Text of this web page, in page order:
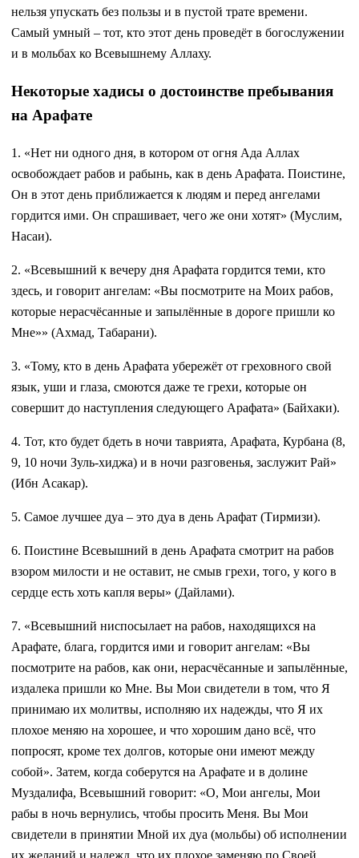
нельзя упускать без пользы и в пустой трате времени.
Самый умный – тот, кто этот день проведёт в богослужении
и в мольбах ко Всевышнему Аллаху.
Некоторые хадисы о достоинстве пребывания
на Арафате
1. «Нет ни одного дня, в котором от огня Ада Аллах
освобождает рабов и рабынь, как в день Арафата. Поистине,
Он в этот день приближается к людям и перед ангелами
гордится ими. Он спрашивает, чего же они хотят» (Муслим,
Насаи).
2. «Всевышний к вечеру дня Арафата гордится теми, кто
здесь, и говорит ангелам: «Вы посмотрите на Моих рабов,
которые нерасчёсанные и запылённые в дороге пришли ко
Мне»» (Ахмад, Табарани).
3. «Тому, кто в день Арафата убережёт от греховного свой
язык, уши и глаза, смоются даже те грехи, которые он
совершит до наступления следующего Арафата» (Байхаки).
4. Тот, кто будет бдеть в ночи таврията, Арафата, Курбана (8,
9, 10 ночи Зуль-хиджа) и в ночи разговенья, заслужит Рай»
(Ибн Асакар).
5. Самое лучшее дуа – это дуа в день Арафат (Тирмизи).
6. Поистине Всевышний в день Арафата смотрит на рабов
взором милости и не оставит, не смыв грехи, того, у кого в
сердце есть хоть капля веры» (Дайлами).
7. «Всевышний ниспосылает на рабов, находящихся на
Арафате, блага, гордится ими и говорит ангелам: «Вы
посмотрите на рабов, как они, нерасчёсанные и запылённые,
издалека пришли ко Мне. Вы Мои свидетели в том, что Я
принимаю их молитвы, исполняю их надежды, что Я их
плохое меняю на хорошее, и что хорошим дано всё, что
попросят, кроме тех долгов, которые они имеют между
собой». Затем, когда соберутся на Арафате и в долине
Муздалифа, Всевышний говорит: «О, Мои ангелы, Мои
рабы в ночь вернулись, чтобы просить Меня. Вы Мои
свидетели в принятии Мной их дуа (мольбы) об исполнении
их желаний и надежд, что их плохое заменяю по Своей